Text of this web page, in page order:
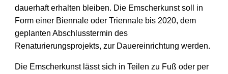
dauerhaft erhalten bleiben. Die Emscherkunst soll in
Form einer Biennale oder Triennale bis 2020, dem
geplanten Abschlusstermin des
Renaturierungsprojekts, zur Dauereinrichtung werden.
Die Emscherkunst lässt sich in Teilen zu Fuß oder per